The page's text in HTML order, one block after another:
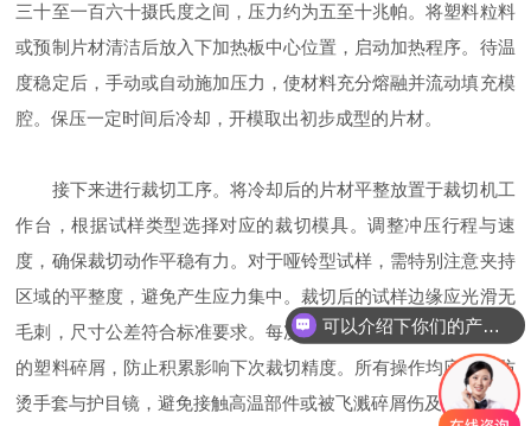
三十至一百六十摄氏度之间，压力约为五至十兆帕。将塑料粒料
或预制片材清洁后放入下加热板中心位置，启动加热程序。待温
度稳定后，手动或自动施加压力，使材料充分熔融并流动填充模
腔。保压一定时间后冷却，开模取出初步成型的片材。
接下来进行裁切工序。将冷却后的片材平整放置于裁切机工
作台，根据试样类型选择对应的裁切模具。调整冲压行程与速
度，确保裁切动作平稳有力。对于哑铃型试样，需特别注意夹持
区域的平整度，避免产生应力集中。裁切后的试样边缘应光滑无
毛刺，尺寸公差符合标准要求。每次裁切后需及时清理模具残留
的塑料碎屑，防止积累影响下次裁切精度。所有操作均应佩戴防
烫手套与护目镜，避免接触高温部件或被飞溅碎屑伤及。
可以介绍下你们的产品么？